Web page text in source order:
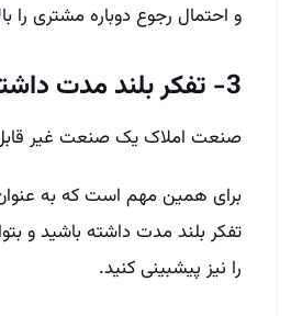
و احتمال رجوع دوباره مشتری را
3- تفکر بلند مدت داشته باشید
صنعت املاک یک صنعت غیر
برای همین مهم است که به
را نیز پیش­بینی کنید.